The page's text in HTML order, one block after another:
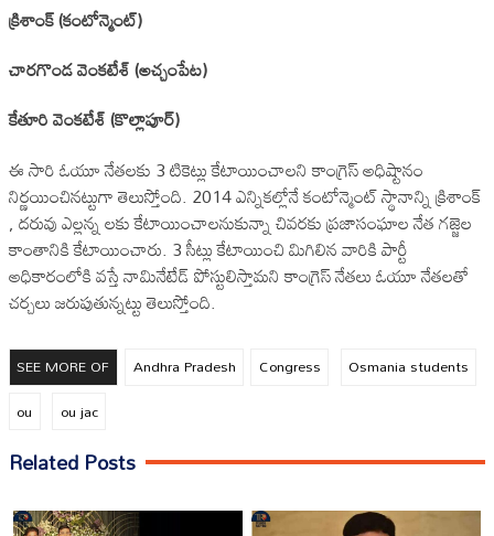
క్రిశాంక్‌ (కంటోన్మెంట్‌)
చారగొండ వెంకటేశ్‌ (అచ్చంపేట)
కేతూరి వెంకటేశ్‌ (కొల్లాపూర్‌)
ఈ సారి ఓయూ నేతలకు 3 టికెట్లు కేటాయించాలని కాంగ్రెస్ అధిష్టానం
నిర్ణయించినట్టుగా తెలుస్తోంది. 2014 ఎన్నికల్లోనే కంటోన్మెంట్ స్థానాన్ని క్రిశాంక్
, దరువు ఎల్లన్న లకు కేటాయించాలనుకున్నా చివరకు ప్రజాసంఘాల నేత గజ్జెల
కాంతానికి కేటాయించారు. 3 సీట్లు కేటాయించి మిగిలిన వారికి పార్టీ
అధికారంలోకి వస్తే నామినేటేడ్ పోస్టులిస్తామని కాంగ్రెస్ నేతలు ఓయూ నేతలతో
చర్చలు జరుపుతున్నట్టు తెలుస్తోంది.
SEE MORE OF Andhra Pradesh Congress
Osmania students
ou
ou jac
Related Posts